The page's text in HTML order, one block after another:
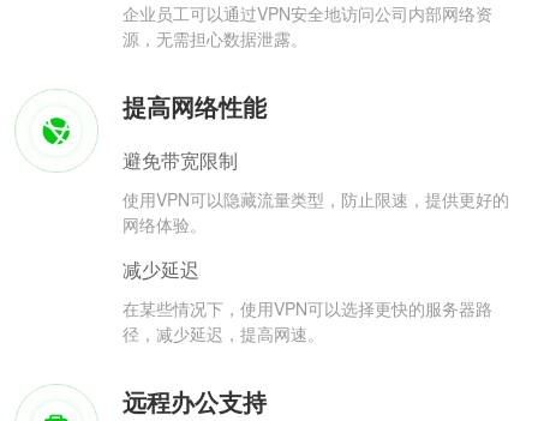
企业员工可以通过VPN安全地访问公司内部网络资
源，无需担心数据泄露。
提高网络性能
避免带宽限制
使用VPN可以隐藏流量类型，防止限速，提供更好的
网络体验。
减少延迟
在某些情况下，使用VPN可以选择更快的服务器路
径，减少延迟，提高网速。
远程办公支持